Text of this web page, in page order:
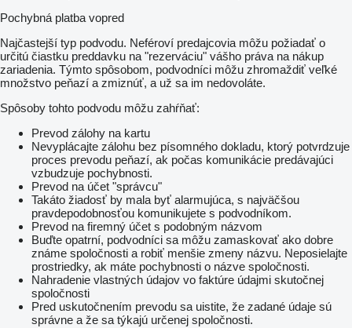
Pochybná platba vopred
Najčastejší typ podvodu. Neféroví predajcovia môžu požiadať o
určitú čiastku preddavku na "rezerváciu" vášho práva na nákup
zariadenia. Týmto spôsobom, podvodníci môžu zhromaždiť veľké
množstvo peňazí a zmiznúť, a už sa im nedovoláte.
Spôsoby tohto podvodu môžu zahŕňať:
Prevod zálohy na kartu
Nevyplácajte zálohu bez písomného dokladu, ktorý potvrdzuje
proces prevodu peňazí, ak počas komunikácie predávajúci
vzbudzuje pochybnosti.
Prevod na účet "správcu"
Takáto žiadosť by mala byť alarmujúca, s najväčšou
pravdepodobnosťou komunikujete s podvodníkom.
Prevod na firemný účet s podobným názvom
Buďte opatrní, podvodníci sa môžu zamaskovať ako dobre
známe spoločnosti a robiť menšie zmeny názvu. Neposielajte
prostriedky, ak máte pochybnosti o názve spoločnosti.
Nahradenie vlastných údajov vo faktúre údajmi skutočnej
spoločnosti
Pred uskutočnením prevodu sa uistite, že zadané údaje sú
správne a že sa týkajú určenej spoločnosti.